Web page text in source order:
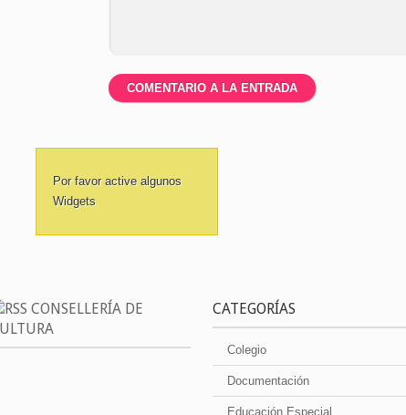
Por favor active algunos
Widgets
CONSELLERÍA DE
CATEGORÍAS
Colegio
Documentación
Educación Especial